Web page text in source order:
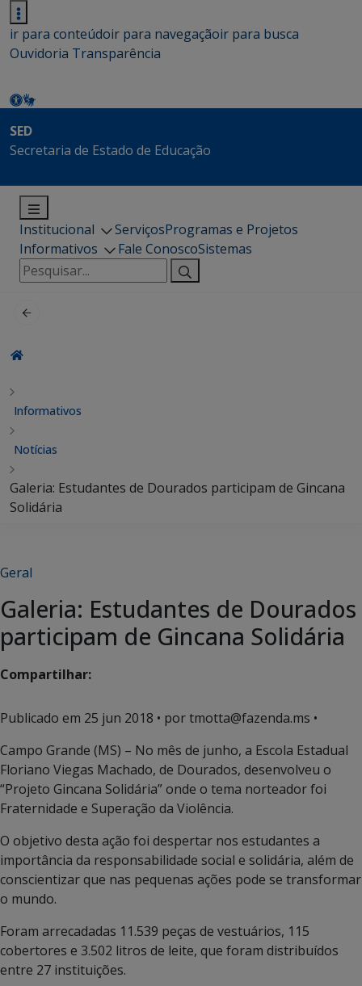
ir para conteúdoir para navegaçãoir para busca
Ouvidoria Transparência
SED
Secretaria de Estado de Educação
Institucional ServiçosProgramas e Projetos
Informativos
Fale ConoscoSistemas
Pesquisar
por:
Informativos
Notícias
Galeria: Estudantes de Dourados participam de Gincana
Solidária
Geral
Galeria: Estudantes de Dourados
participam de Gincana Solidária
Compartilhar:
Publicado em 25 jun 2018 • por tmotta@fazenda.ms •
Campo Grande (MS) – No mês de junho, a Escola Estadual
Floriano Viegas Machado, de Dourados, desenvolveu o
“Projeto Gincana Solidária” onde o tema norteador foi
Fraternidade e Superação da Violência.
O objetivo desta ação foi despertar nos estudantes a
importância da responsabilidade social e solidária, além de
conscientizar que nas pequenas ações pode se transformar
o mundo.
Foram arrecadadas 11.539 peças de vestuários, 115
cobertores e 3.502 litros de leite, que foram distribuídos
entre 27 instituições.